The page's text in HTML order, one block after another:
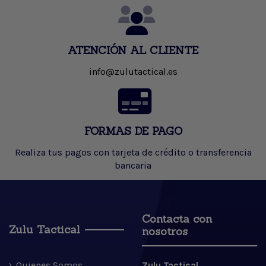
ATENCIÓN AL CLIENTE
info@zulutactical.es
FORMAS DE PAGO
Realiza tus pagos con tarjeta de crédito o transferencia
bancaria
Zulu Tactical
Contacta con
nosotros